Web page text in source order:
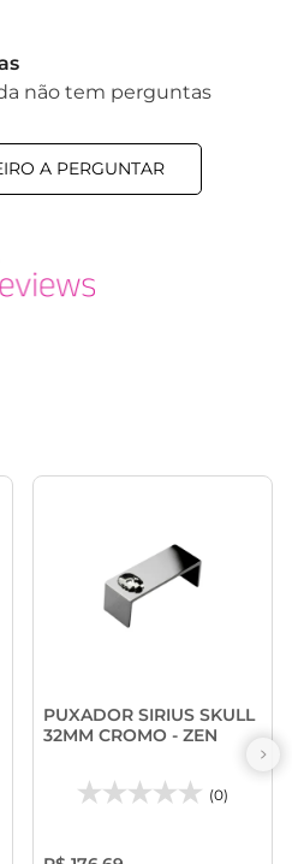
não tem perguntas
A PERGUNTAR
PUXADOR SIRIUS SKULL
32MM CROMO - ZEN
(0)